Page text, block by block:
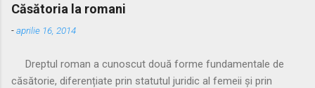
Căsătoria la romani
-aprilie 16, 2014
Dreptul roman a cunoscut două forme fundamentale de
căsătorie, diferențiate prin statutul juridic al femeii și prin